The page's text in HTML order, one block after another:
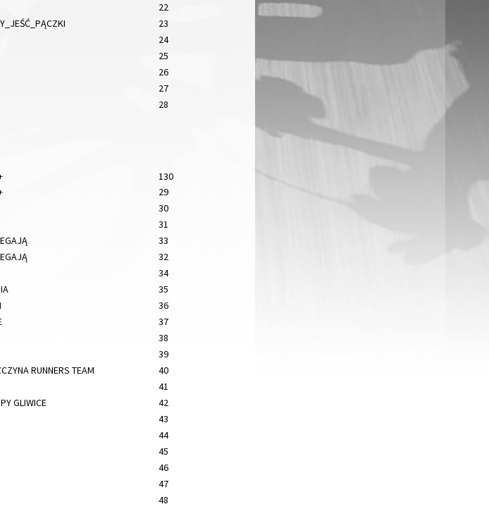
22
23
24
25
26
27
28
130
29
30
31
33
32
34
35
36
37
38
39
RUNNERS TEAM
40
41
GLIWICE
42
43
44
45
46
47
48